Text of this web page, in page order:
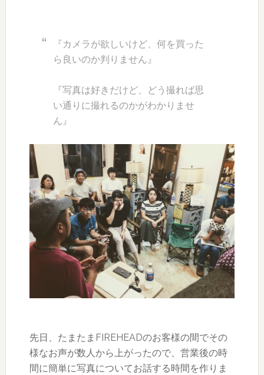
『カメラが欲しいけど、何を買った
ら良いのか判りません』
『写真は好きだけど、どう撮れば思
い通りに撮れるのかがわかりませ
ん』
先日、たまたまFIREHEADのお客様の間でその
様なお声が数人から上がったので、営業後の時
間に簡単に写真についてお話する時間を作りま